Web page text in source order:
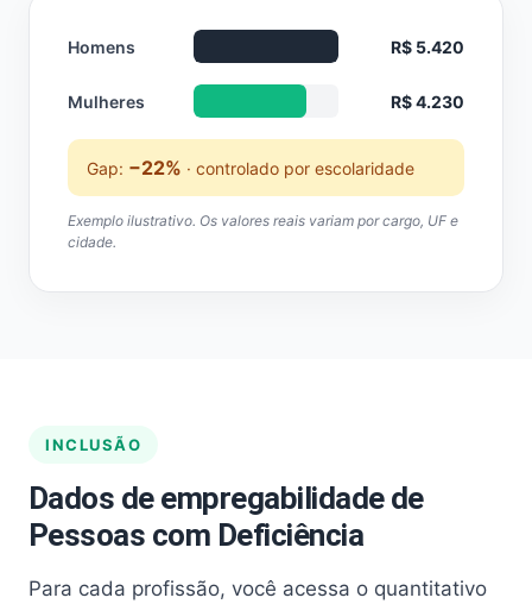
Homens R$ 5.420
Mulheres R$ 4.230
Gap: −22% · controlado por escolaridade
Exemplo ilustrativo. Os valores reais variam por cargo, UF e
cidade.
INCLUSÃO
Dados de empregabilidade de
Pessoas com Deficiência
Para cada profissão, você acessa o quantitativo